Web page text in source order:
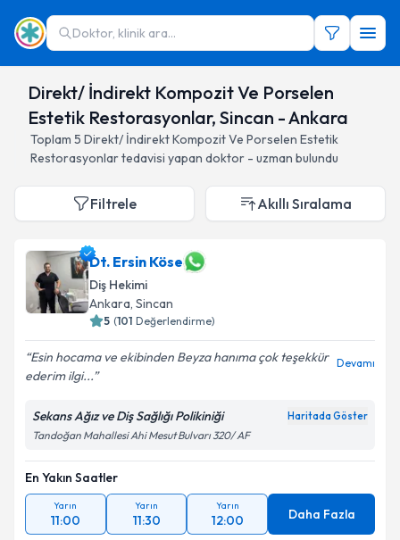
Doktor, klinik ara...
Direkt/ İndirekt Kompozit Ve Porselen
Estetik Restorasyonlar, Sincan - Ankara
Toplam 5 Direkt/ İndirekt Kompozit Ve Porselen Estetik
Restorasyonlartedavisi yapan doktor - uzman bulundu
Filtrele Akıllı Sıralama
Dt. Ersin Köse
Diş Hekimi
Ankara, Sincan
5 (101 Değerlendirme)
Esin hocama ve ekibinden Beyza hanıma çok teşekkür
ederim ilgi...
Devamı
Sekans Ağız ve Diş Sağlığı Polikiniği Haritada Göster
Tandoğan Mahallesi Ahi Mesut Bulvarı 320/ AF
En Yakın Saatler
Yarın
11:00
Yarın
11:30
Yarın
12:00 Daha Fazla